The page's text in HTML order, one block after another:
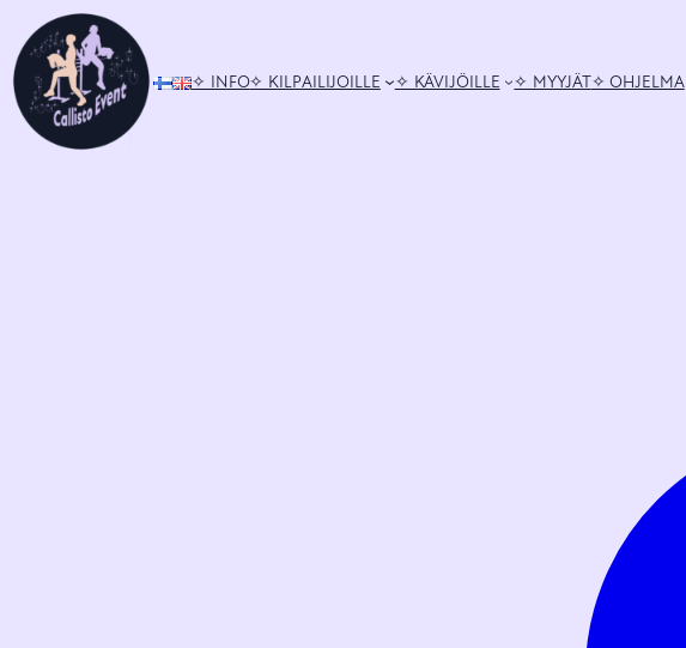
Siirry
sisältöön
✧ INFO✧ KILPAILIJOILLE ✧ KÄVIJÖILLE ✧ MYYJÄT✧ OHJELMA